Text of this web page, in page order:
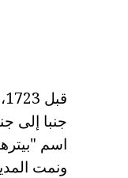
جنبا إلى
ونمت